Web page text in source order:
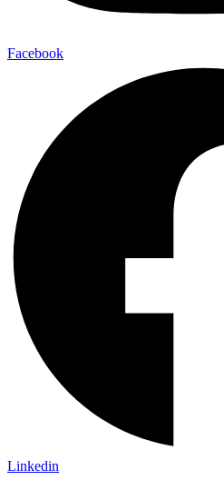
Facebook
Linkedin